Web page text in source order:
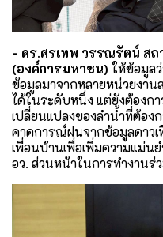
- ดร.ศรเทพ วรรณรัตน์ ส
(องค์การมหาชน) ให้ข้อมูล
ข้อมูลมาจากหลายหน่วยงา
ได้ในระดับหนึ่ง แต่ยังต้องก
เปลี่ยนแปลงของลำน้ำที่ต้อง
คาดการณ์ฝนจากข้อมูลดาว
เพื่อนบ้านเพื่อเพิ่มความแม่น
อว. ส่วนหน้าในการทำงาน